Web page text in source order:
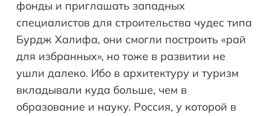
фонды и приглашать западных
специалистов для строительства чудес типа
Бурдж Халифа, они смогли построить «рай
для избранных», но тоже в развитии не
ушли далеко. Ибо в архитектуру и туризм
вкладывали куда больше, чем в
образование и науку. Россия, у которой в